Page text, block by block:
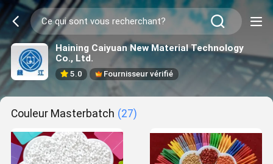
Haining Caiyuan New Material Technology
Co., Ltd.
5.0 Fournisseur vérifié
Couleur Masterbatch (27)